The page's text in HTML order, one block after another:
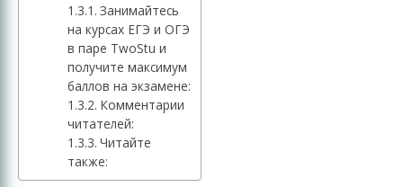
Занимайтесь
на курсах ЕГЭ и ОГЭ
в паре TwoStu и
получите максимум
баллов на экзамене:
Комментарии
читателей:
Читайте
также: